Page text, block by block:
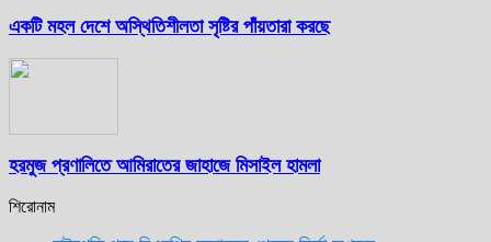
একটি মহল দেশে অস্থিতিশীলতা সৃষ্টির পাঁয়তারা করছে
হরমুজ প্রণালিতে আমিরাতের জাহাজে মিসাইল হামলা
শিরোনাম